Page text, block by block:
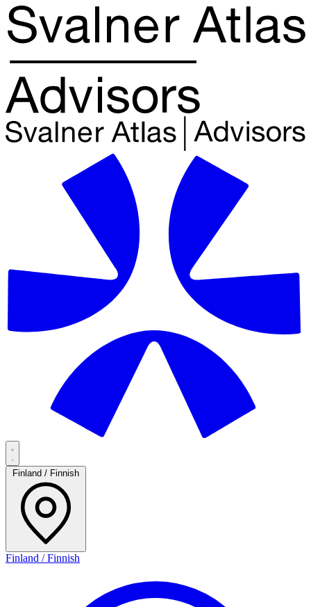
Finland / Finnish
Finland / Finnish